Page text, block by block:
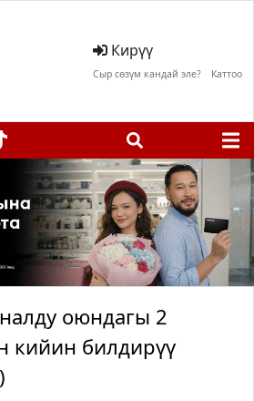
Кирүү
Сыр сөзүм кандай эле? Каттоо
оюндагы 2
кийин билдирүү
)